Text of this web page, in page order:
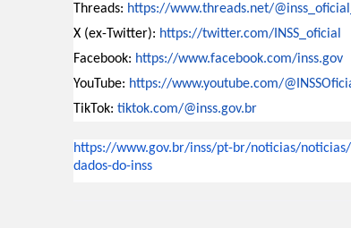
Threads: https://www.threads.net/@inss_
X (ex-Twitter): https://twitter.com/INSS_ oficial
Facebook: https://www.facebook.com/inss.gov
YouTube: https://www.youtube.com/@
TikTok: tiktok.com/@inss.gov.br
https://www.gov.br/inss/pt-br/noticias/
dados-do-inss